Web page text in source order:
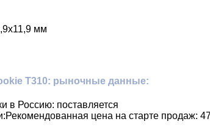
мм
T310: рыночные данные:
в Россию: поставляется
цена на старте продаж: